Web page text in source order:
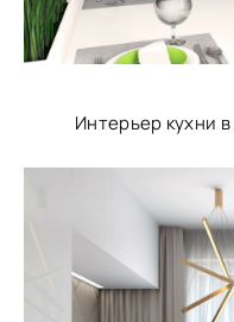
Интерьер кухни